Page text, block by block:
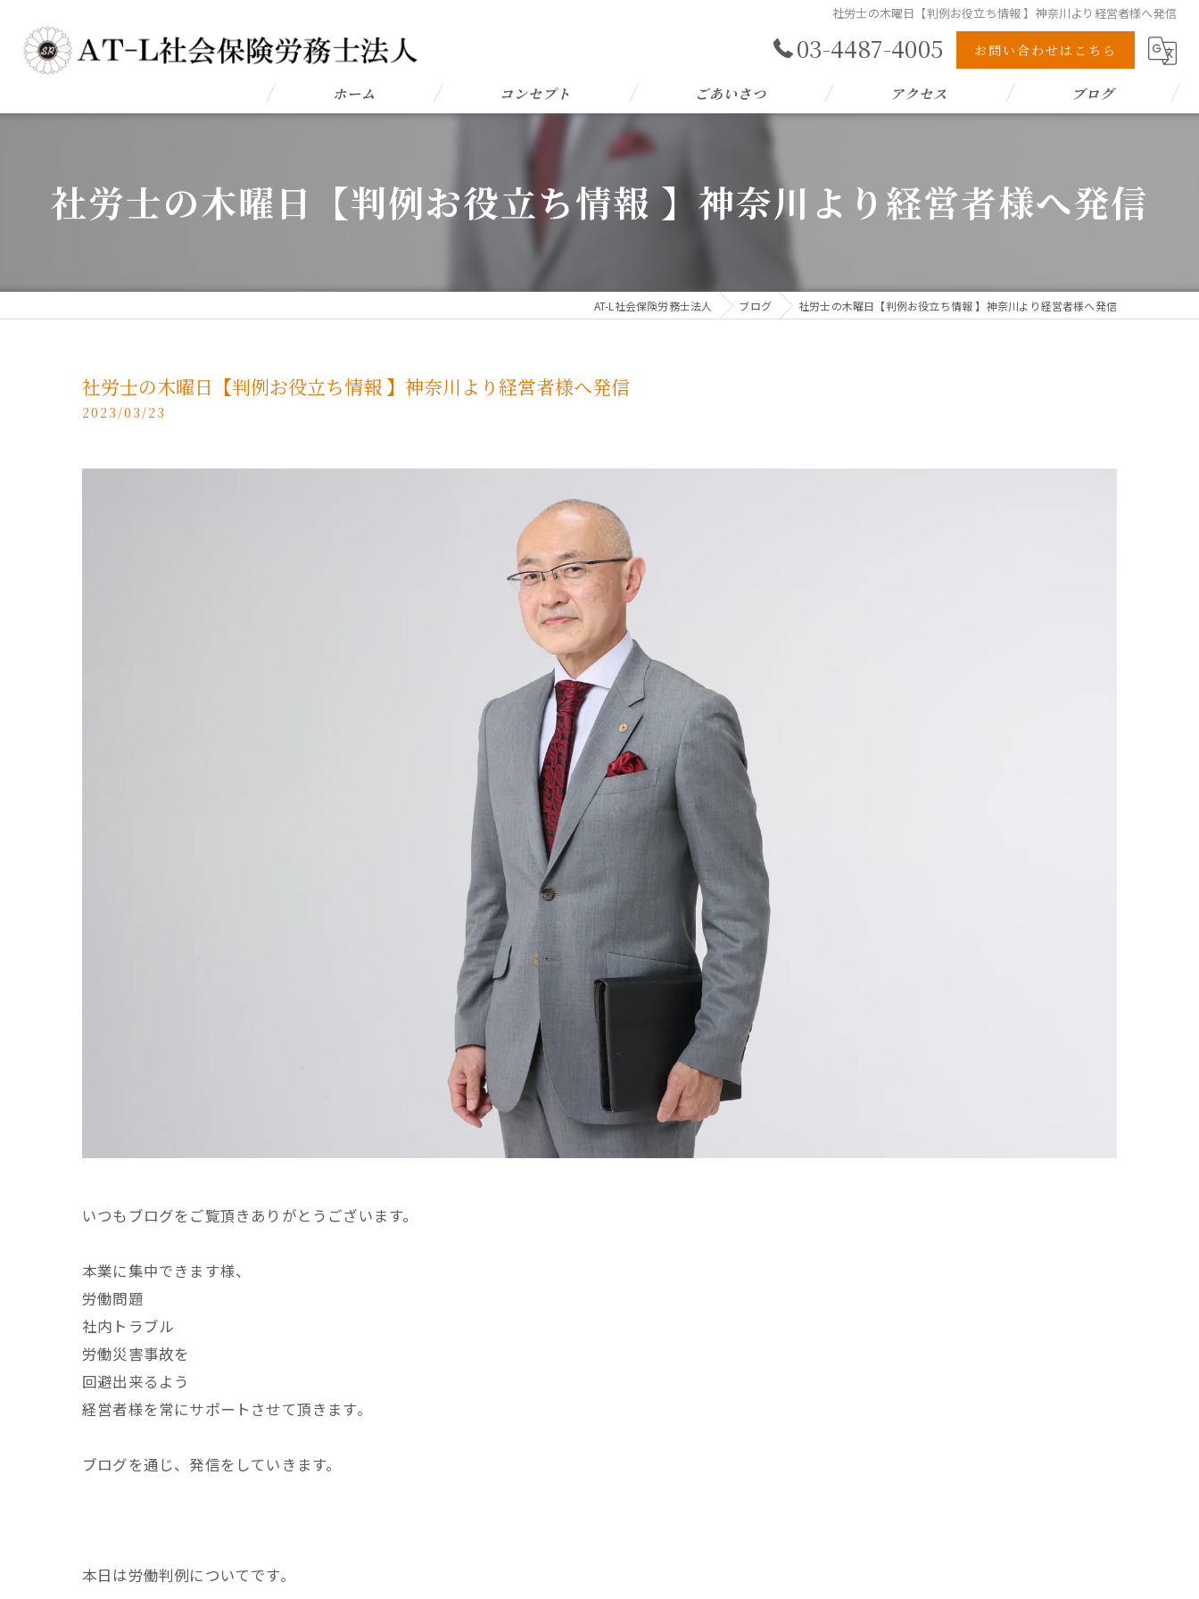
社労士の木曜日【判例お役立ち情報 】神奈川より経営者様へ発信
03-4487-4005 お問い合わせはこちら
ホーム コンセプト ごあいさつ アクセス ブログ
社労士の木曜日【判例お役立ち情報 】神奈川より経営者様へ発信
AT-L社会保険労務士法人 ブログ 社労士の木曜日【判例お役立ち情報 】神奈川より経営者様へ発信
社労士の木曜日【判例お役立ち情報 】神奈川より経営者様へ発信
2023/03/23
いつもブログをご覧頂きありがとうございます。
本業に集中できます様、
労働問題
社内トラブル
労働災害事故を
回避出来るよう
経営者様を常にサポートさせて頂きます。
ブログを通じ、発信をしていきます。
本日は労働判例についてです。